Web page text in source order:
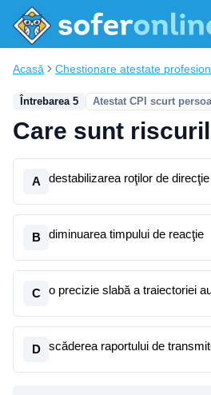
Acasă Chestionare atestate
Întrebarea 5 Atestat CPI scurt
Care sunt
A destabilizarea roţilor de direcţie
B diminuarea timpului de reacţie
C o precizie slabă a traiectoriei
D scăderea raportului de